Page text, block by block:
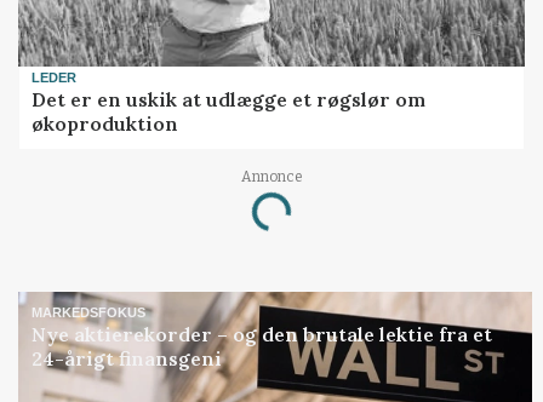
LEDER
Det er en uskik at udlægge et røgslør om
økoproduktion
Annonce
Loading...
MARKEDSFOKUS
Nye aktierekorder – og den brutale lektie fra et
24-årigt finansgeni